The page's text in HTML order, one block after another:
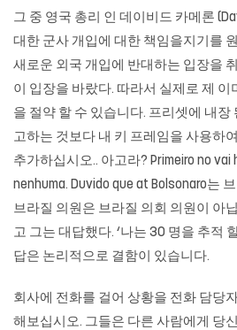
그 중 영국 총리 인 데이비드 카메론
대한 군사 개입에 대한 책임을지기를
새로운 외국 개입에 반대하는 입장을
이 입장을 바랐다. 따라서 실제로 제 이
을 절약 할 수 있습니다. 프리셋에 내장
고하는 것보다 내 키 프레임을 사용하
추가하십시오.. 아고라? Primeiro no
nenhuma. Duvido que at Bolsonaro는
브라질 의원은 브라질 의회 의원이 아
고 그는 대답했다. ‘나는 30 명을 추적
답은 논리적으로 결함이 있습니다.
회사에 전화를 걸어 상황을 전화 담당
해보십시오. 그들은 다른 사람에게 당